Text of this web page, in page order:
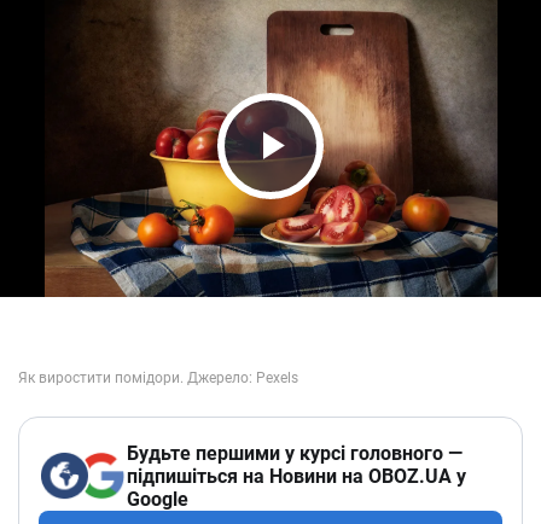
Play Video
Будьте першими у курсі головного —
підпишіться на Новини на OBOZ.UA у
Google